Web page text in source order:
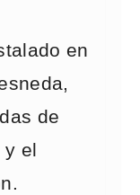
en
de
y el